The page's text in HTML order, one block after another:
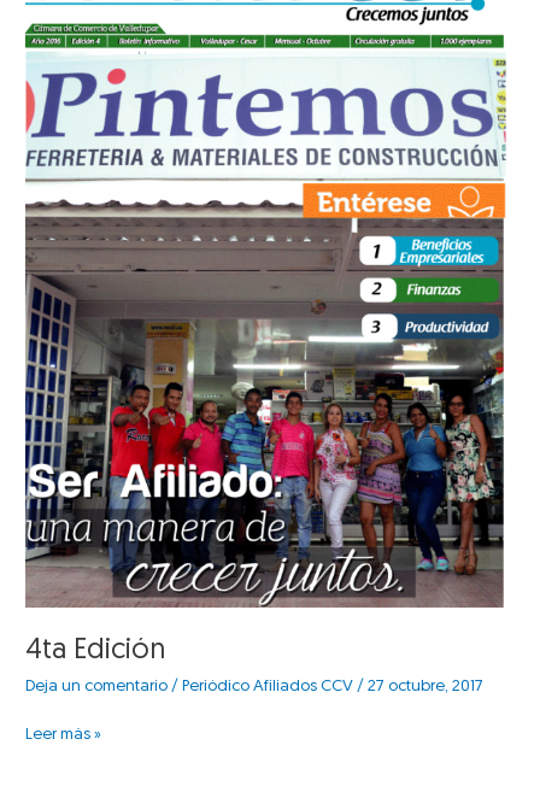
4ta Edición
Deja un comentario / Periódico Afiliados CCV /27 octubre, 2017
Leer más »